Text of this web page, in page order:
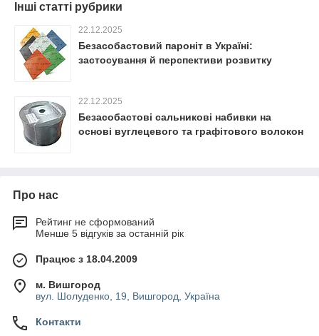
Інші статті рубрики
22.12.2025
Безасобастовий пароніт в Україні:
застосування й перспективи розвитку
22.12.2025
Безасобастові сальникові набивки на
основі вуглецевого та графітового волокон
Про нас
Рейтинг не сформований
Менше 5 відгуків за останній рік
Працює з 18.04.2009
м. Вишгород
вул. Шолуденко, 19, Вишгород, Україна
Контакти